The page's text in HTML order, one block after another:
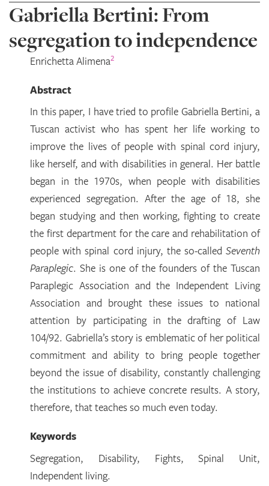
Gabriella Bertini: From
segregation to independence
EnrichettaAlimena2
Abstract
In this paper, I have tried to profile Gabriella Bertini, a
Tuscan activist who has spent her life working to
improve the lives of people with spinal cord injury,
like herself, and with disabilities in general. Her battle
began in the 1970s, when people with disabilities
experienced segregation. After the age of 18, she
began studying and then working, fighting to create
the first department for the care and rehabilitation of
people with spinal cord injury, the so-called Seventh
Paraplegic. She is one of the founders of the Tuscan
Paraplegic Association and the Independent Living
Association and brought these issues to national
attention by participating in the drafting of Law
104/92. Gabriella’s story is emblematic of her political
commitment and ability to bring people together
beyond the issue of disability, constantly challenging
the institutions to achieve concrete results. A story,
therefore, that teaches so much even today.
Keywords
Segregation, Disability, Fights, Spinal Unit,
Independent living.